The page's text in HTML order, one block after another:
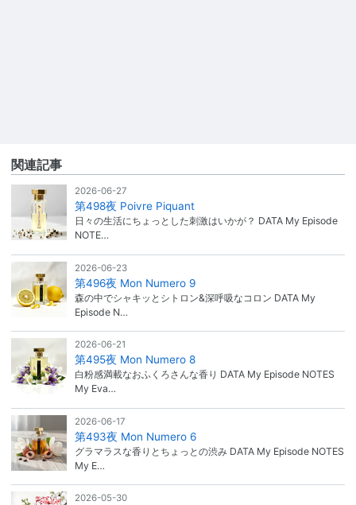
関連記事
2026-06-27
第498夜 Poivre Piquant
日々の生活にちょっとした刺激はいかが？ DATA My Episode
NOTE…
2026-06-23
第496夜 Mon Numero 9
森の中でシャキッとシトロン&深呼吸なコロン DATA My
Episode N…
2026-06-21
第495夜 Mon Numero 8
白粉感満載なおふくろさんな香り DATA My Episode NOTES
My Eva…
2026-06-17
第493夜 Mon Numero 6
グラマラスな香りとちょっとの渋み DATA My Episode NOTES
My E…
2026-05-30